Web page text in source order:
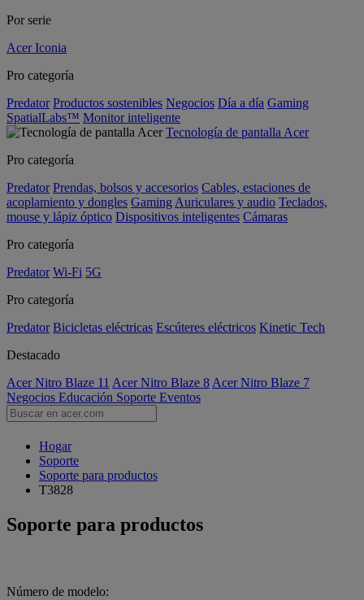
Por serie
Acer Iconia
Pro categoría
Predator Productos sostenibles Negocios Día a día Gaming
SpatialLabs™ Monitor inteligente
Tecnología de pantalla Acer
Pro categoría
Predator Prendas, bolsos y accesorios Cables, estaciones de
acoplamiento y dongles Gaming Auriculares y audio Teclados,
mouse y lápiz óptico Dispositivos inteligentes Cámaras
Pro categoría
Predator Wi-Fi 5G
Pro categoría
Predator Bicicletas eléctricas Escúteres eléctricos Kinetic Tech
Destacado
Acer Nitro Blaze 11 Acer Nitro Blaze 8 Acer Nitro Blaze 7
Negocios Educación Soporte Eventos
Hogar
Soporte
Soporte para productos
T3828
Soporte para productos
Número de modelo: